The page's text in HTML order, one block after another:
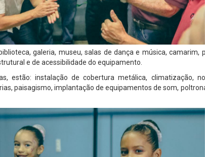
galeria, museu, salas de dança e música, camarim,
e de acessibilidade do equipamento.
estão: instalação de cobertura metálica, climatização,
paisagismo, implantação de equipamentos de som,